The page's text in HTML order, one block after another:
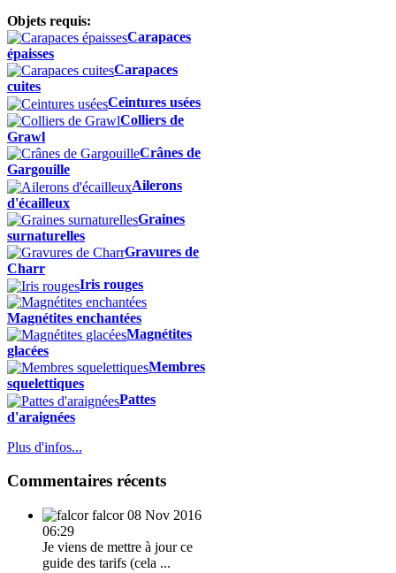
Objets requis:
Carapaces
épaisses
Carapaces
cuites
Ceintures usées
Colliers de
Grawl
Crânes de
Gargouille
Ailerons
d'écailleux
Graines
surnaturelles
Gravures de
Charr
Iris rouges
Magnétites enchantées
Magnétites
glacées
Membres
squelettiques
Pattes
d'araignées
Plus d'infos...
Commentaires récents
falcor 08 Nov 2016
06:29
Je viens de mettre à jour ce
guide des tarifs (cela ...